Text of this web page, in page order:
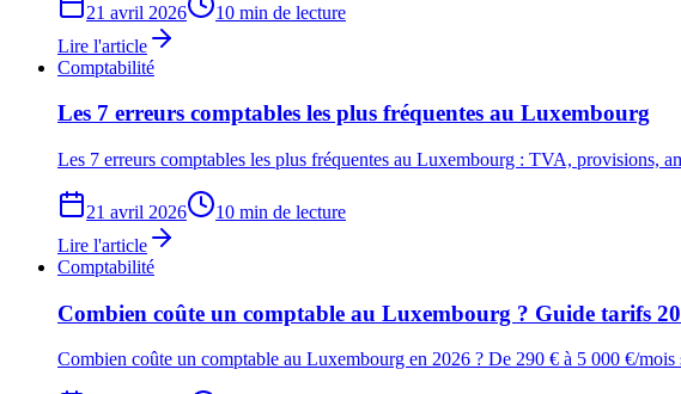
21 avril 2026
10 min de lecture
Lire l'article
Comptabilité
Les 7 erreurs comptables les plus fréquentes au Luxembourg
Les 7 erreurs comptables les plus fréquentes au Luxembourg : TVA, provisions,
21 avril 2026
10 min de lecture
Lire l'article
Comptabilité
Combien coûte un comptable au Luxembourg ? Guide tarifs
Combien coûte un comptable au Luxembourg en 2026 ? De 290 € à 5 000 €/